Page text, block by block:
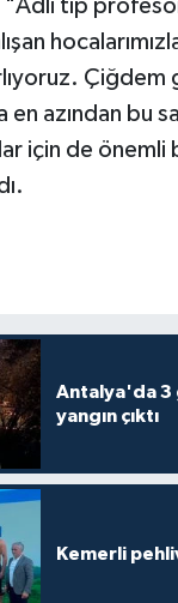
tıp
Çiğdem
en azından bu
için de önemli
Antalya'da 3
yangın çıktı
Kemerli